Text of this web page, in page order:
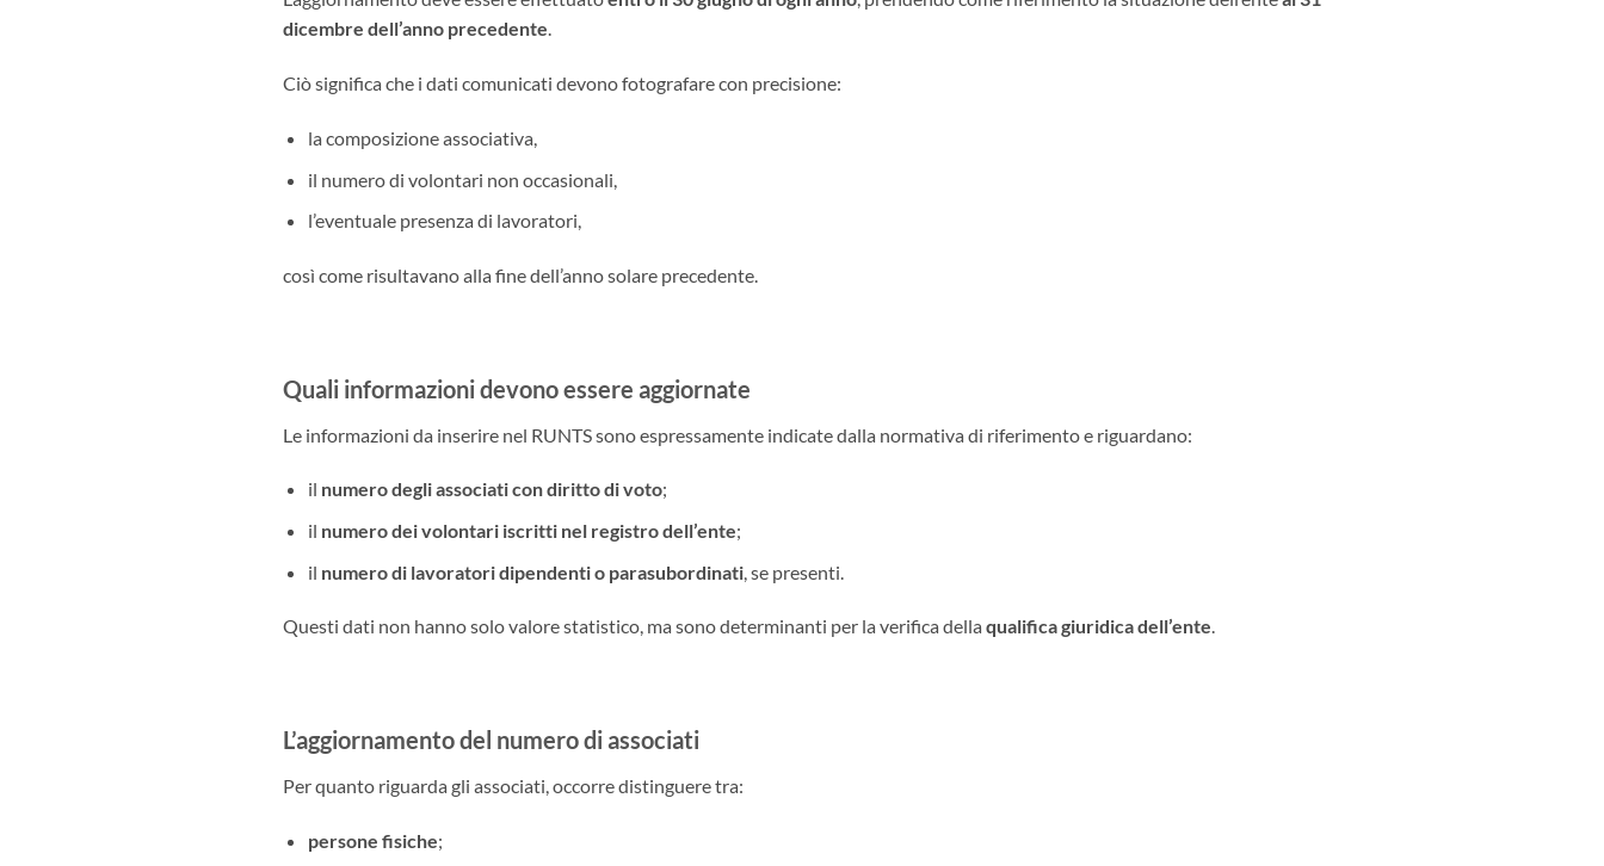
dicembre dell’anno precedente.
Ciò significa che i dati comunicati devono fotografare con precisione:
la composizione associativa,
il numero di volontari non occasionali,
l’eventuale presenza di lavoratori,
così come risultavano alla fine dell’anno solare precedente.
Quali informazioni devono essere aggiornate
Le informazioni da inserire nel RUNTS sono espressamente indicate dalla normativa di riferimento e riguardano:
il numero degli associati con diritto di voto;
il numero dei volontari iscritti nel registro dell’ente;
il numero di lavoratori dipendenti o parasubordinati, se presenti.
Questi dati non hanno solo valore statistico, ma sono determinanti per la verifica della qualifica giuridica dell’ente.
L’aggiornamento del numero di associati
Per quanto riguarda gli associati, occorre distinguere tra:
persone fisiche;